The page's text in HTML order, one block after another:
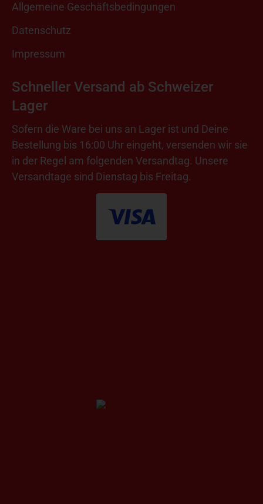
Allgemeine Geschäftsbedingungen
Datenschutz
Impressum
Schneller Versand ab Schweizer
Lager
Sofern die Ware bei uns an Lager ist und Deine
Bestellung bis 16:00 Uhr eingeht, versenden wir sie
in der Regel am folgenden Versandtag. Unsere
Versandtage sind Dienstag bis Freitag.